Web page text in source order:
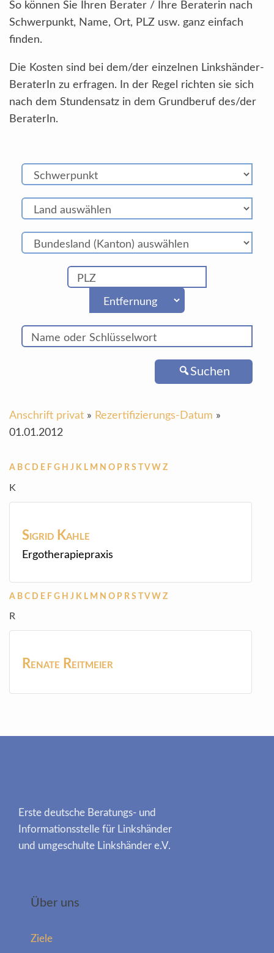
So können Sie Ihren Berater / Ihre Beraterin nach
Schwerpunkt, Name, Ort, PLZ usw. ganz einfach
finden.
Die Kosten sind bei dem/der einzelnen Linkshänder-
BeraterIn zu erfragen. In der Regel richten sie sich
nach dem Stundensatz in dem Grundberuf des/der
BeraterIn.
Suchen
Anschrift privat » Rezertifizierungs-Datum »
01.01.2012
A B C D E F G H J K L M N O P R S V W Z
K
Sigrid Kahle
Ergotherapiepraxis
A B C D E F G H J K L M N O P R S TV W Z
R
Renate Reitmeier
Erste deutsche Beratungs- und
Informationsstelle für Linkshänder
und umgeschulte Linkshänder e.V.
Über uns
Ziele